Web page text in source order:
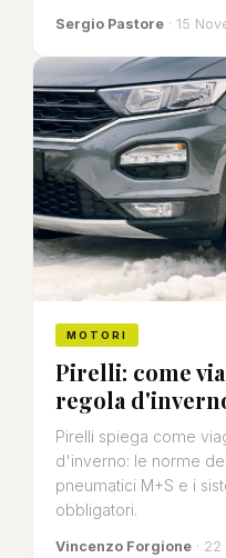
Sergio Pastore · 15
MOTORI
Pirelli: come
regola
Pirelli spiega come
d'inverno: le norme
pneumatici M+S e i
obbligatori.
Vincenzo Forgione ·